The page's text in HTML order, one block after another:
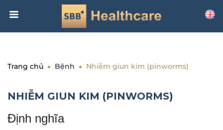
Trang chủ Bệnh Nhiễm giun kim (pinworms)
NHIỄM GIUN KIM (PINWORMS)
Định nghĩa